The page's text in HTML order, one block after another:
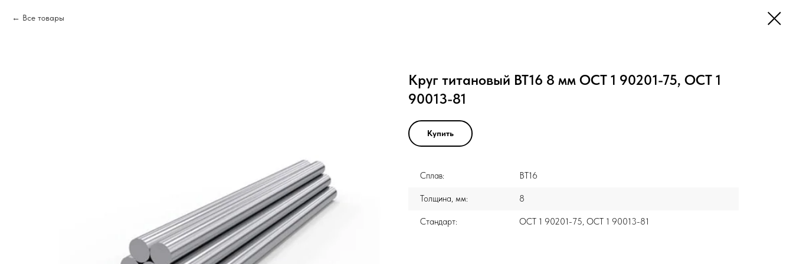
Все товары
Круг титановый ВТ16 8 мм ОСТ 1 90201-75, ОСТ 1
90013-81
Купить
Сплав: ВТ16
Толщина, мм: 8
Стандарт: ОСТ 1 90201-75, ОСТ 1 90013-81